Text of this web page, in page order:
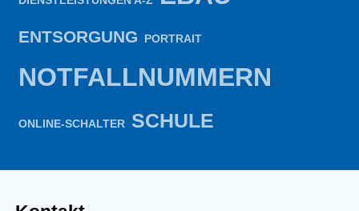
ENTSORGUNG PORTRAIT
NOTFALLNUMMERN
ONLINE-SCHALTER SCHULE